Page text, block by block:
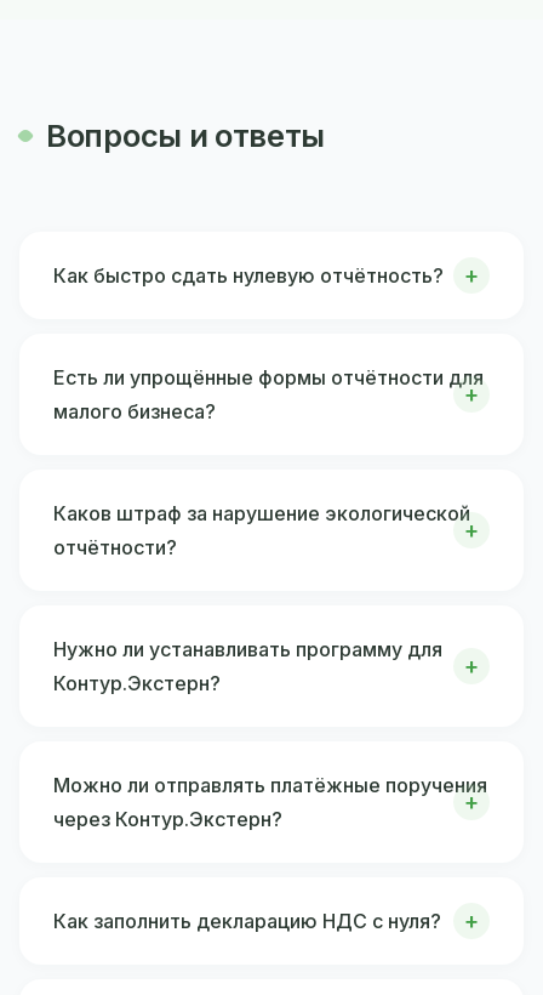
Вопросы и ответы
Как быстро сдать нулевую отчётность?
Есть ли упрощённые формы отчётности для
малого бизнеса?
Каков штраф за нарушение экологической
отчётности?
Нужно ли устанавливать программу для
Контур.Экстерн?
Можно ли отправлять платёжные поручения
через Контур.Экстерн?
Как заполнить декларацию НДС с нуля?